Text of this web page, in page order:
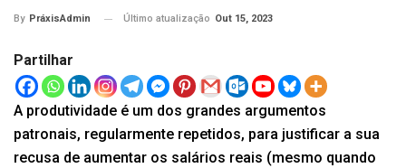
By PráxisAdmin Último atualização Out 15, 2023
Partilhar
A produtividade é um dos grandes argumentos
patronais, regularmente repetidos, para justificar a sua
recusa de aumentar os salários reais (mesmo quando